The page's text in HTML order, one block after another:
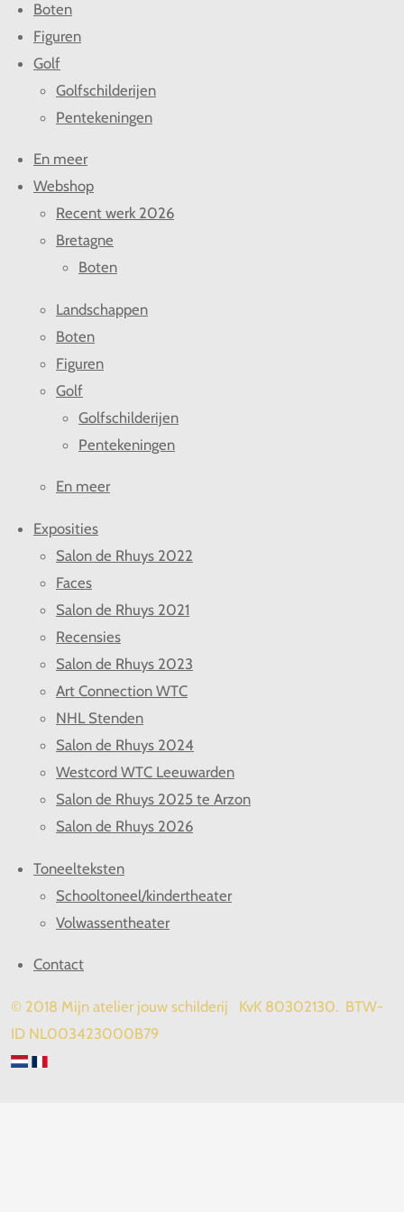
Boten
Figuren
Golf
Golfschilderijen
Pentekeningen
En meer
Webshop
Recent werk 2026
Bretagne
Boten
Landschappen
Boten
Figuren
Golf
Golfschilderijen
Pentekeningen
En meer
Exposities
Salon de Rhuys 2022
Faces
Salon de Rhuys 2021
Recensies
Salon de Rhuys 2023
Art Connection WTC
NHL Stenden
Salon de Rhuys 2024
Westcord WTC Leeuwarden
Salon de Rhuys 2025 te Arzon
Salon de Rhuys 2026
Toneelteksten
Schooltoneel/kindertheater
Volwassentheater
Contact
© 2018 Mijn atelier jouw schilderij KvK 80302130. BTW-
ID NL003423000B79